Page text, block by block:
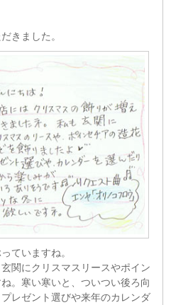
きました。
ていますね。
関にクリスマスリースやポイン
。寒い寒いと、ついつい後ろ向
レゼント選びや来年のカレンダ